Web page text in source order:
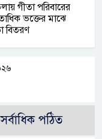
গীতা পরিবারের
ভক্তের মাঝে
বিতরণ
সর্বাধিক পঠিত